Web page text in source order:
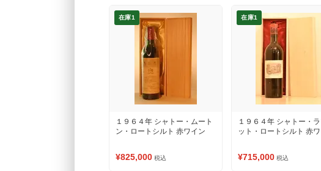
在庫1
１９６４年 シャトー・ムート
ン・ロートシルト 赤ワイン
¥825,000 税込
在庫1
１９６４年 シャトー・
ット・ロートシルト 赤
¥715,000 税込